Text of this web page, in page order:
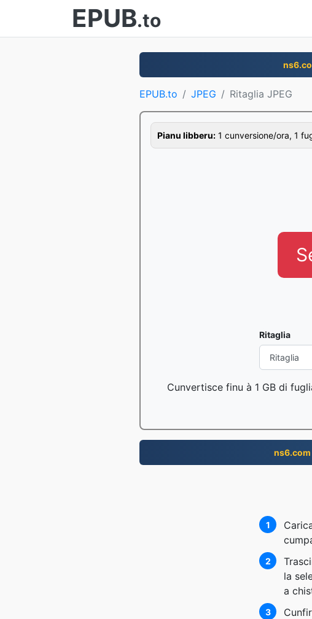
EPUB.to
EPUB.to JPEG Ritaglia JPEG
Pianu libberu: 1 cunversione/ora, 1
Ritaglia
Cunvertisce finu à 1 GB di
ns6.com
1
2
la
a
3